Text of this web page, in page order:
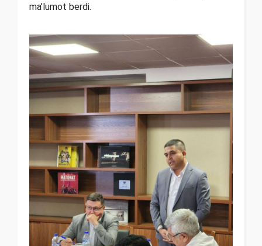
ma’lumot berdi.